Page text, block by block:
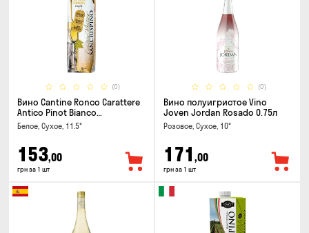
(0)
Вино Cantine Ronco Carattere
Antico Pinot Bianco
Chardonnay Rubicone IGT 1л
Белое, Сухое, 11.5°
153,00
грн за 1 шт
(0)
Вино полуигристое Vino
Joven Jordan Rosado 0.75л
Розовое, Сухое, 10°
171 ,00
грн за 1 шт